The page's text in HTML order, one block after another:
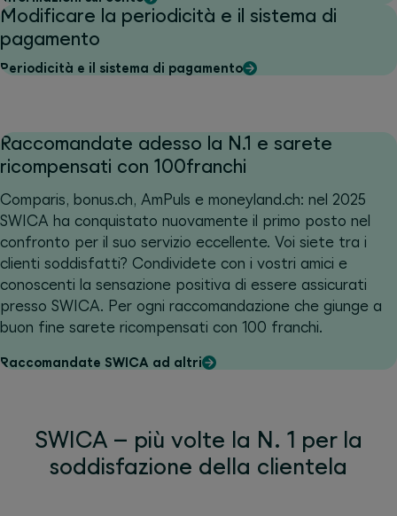
Modificare la periodicità e il sistema di
pagamento
Periodicità e il sistema di pagamento
Raccomandate adesso la N.1 e sarete
ricompensati con 100franchi
Comparis, bonus.ch, AmPuls e moneyland.ch: nel 2025
SWICA ha conquistato nuovamente il primo posto nel
confronto per il suo servizio eccellente. Voi siete tra i
clienti soddisfatti? Condividete con i vostri amici e
conoscenti la sensazione positiva di essere assicurati
presso SWICA. Per ogni raccomandazione che giunge a
buon fine sarete ricompensati con 100 franchi.
Raccomandate SWICA ad altri
SWICA – più volte la N. 1 per la
soddisfazione della clientela